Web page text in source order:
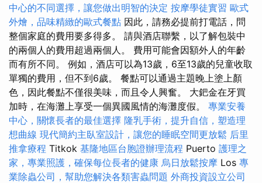
中心的不同選擇，讓您做出明智的決定 按摩學徒實習 歐式
外燴，品味精緻的歐式餐點 因此，請務必提前打電話，問
整個家庭的費用要多得多。 請與酒店聯繫，以了解包裝中
的兩個人的費用超過兩個人。 費用可能會因額外人的年齡
而有所不同。 例如，酒店可以為13歲，6至13歲的兒童收取
單獨的費用，但不到6歲。 餐點可以通過主題晚上塗上顏
色，因此餐點不僅很美味，而且令人興奮。 大鈀金在牙買
加時，在海灘上享受一個異國風情的海灘度假。 專業安養
中心，關懷長者的最佳選擇 隆乳手術，提升自信，塑造理
想曲線 現代簡約主臥室設計，讓您的睡眠空間更放鬆 后里
推拿療程 Titkok 基隆地區台胞證辦理流程 Puerto 護理之
家，專業照護，確保每位長者的健康 烏日放鬆按摩 Los 專
業除蟲公司，幫助您解決各類害蟲問題 外商投資設立公司